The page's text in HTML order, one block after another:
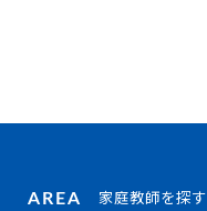
AREA 家庭教師を探す